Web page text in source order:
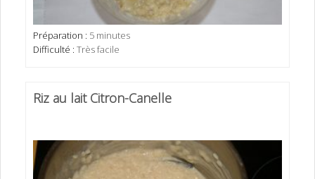
Préparation : 5 minutes
Difficulté : Très facile
Riz au lait Citron-Canelle